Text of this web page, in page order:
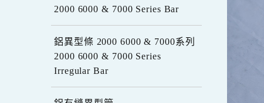
2000 6000 & 7000 Series Bar
鋁異型條 2000 6000 & 7000系列
2000 6000 & 7000 Series
Irregular Bar